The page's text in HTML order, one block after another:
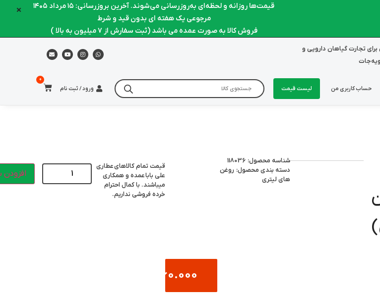
×
قیمت‌ها روزانه و لحظه‌ای به‌روزرسانی می‌شوند. آخرین بروزرسانی: ۱۵ مرداد ۱۴۰۵
مرجوعی یک هفته ای بدون قید و شرط
فروش کالا به صورت عمده می باشد (ثبت سفارش از 7 میلیون به بالا )
برای تجارت گیاهان دارویی و
ورود / ثبت نام حساب کاربری من لیست قیمت
شناسه محصول: 118036
دسته بندی محصول: روغن
های لیتری
2.160.000
قیمت تمام کالاهایعطاری
علی باباعمده و همکاری
میباشند. با کمال احترام
خرده فروشی نداریم.
افزودن